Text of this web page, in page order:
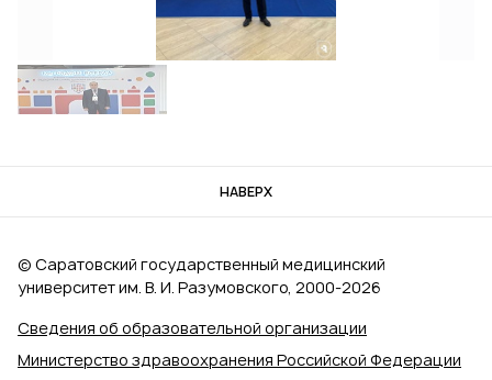
НАВЕРХ
Сведения об образовательной организации
Министерство здравоохранения Российской Федерации
© Саратовский государственный медицинский
университет им. В. И. Разумовского, 2000‑2026